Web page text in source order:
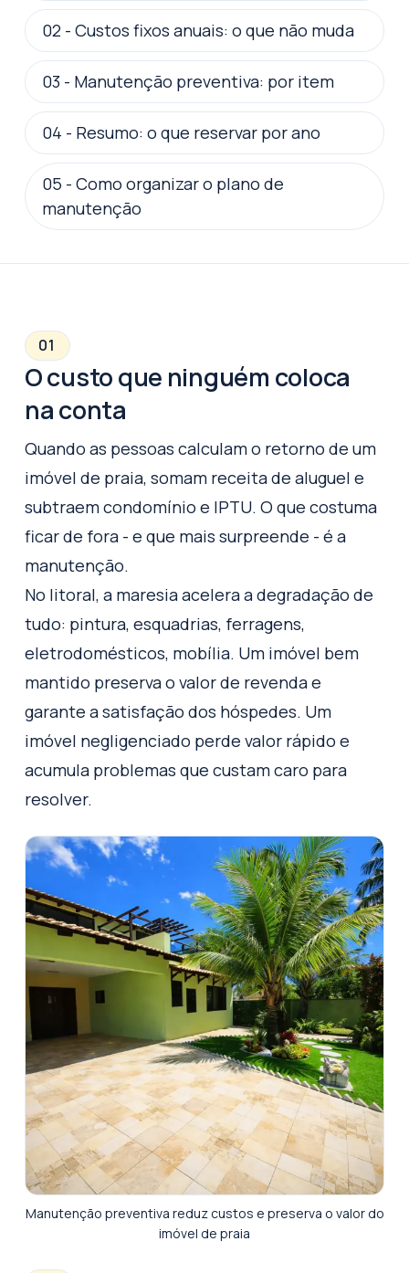
02 - Custos fixos anuais: o que não muda
03 - Manutenção preventiva: por item
04 - Resumo: o que reservar por ano
05 - Como organizar o plano de
manutenção
01
O custo que ninguém coloca
na conta
Quando as pessoas calculam o retorno de um
imóvel de praia, somam receita de aluguel e
subtraem condomínio e IPTU. O que costuma
ficar de fora - e que mais surpreende - é a
manutenção.
No litoral, a maresia acelera a degradação de
tudo: pintura, esquadrias, ferragens,
eletrodomésticos, mobília. Um imóvel bem
mantido preserva o valor de revenda e
garante a satisfação dos hóspedes. Um
imóvel negligenciado perde valor rápido e
acumula problemas que custam caro para
resolver.
Manutenção preventiva reduz custos e preserva o valor do
imóvel de praia